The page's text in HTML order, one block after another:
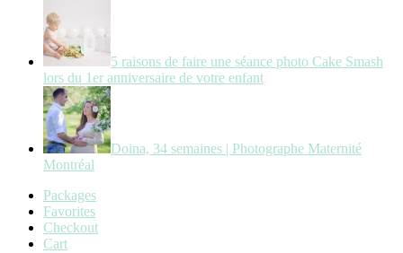
5 raisons de faire une séance photo Cake Smash
lors du 1er anniversaire de votre enfant
Doina, 34 semaines | Photographe Maternité
Montréal
Packages
Favorites
Checkout
Cart